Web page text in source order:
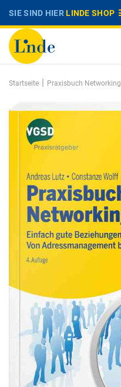
SIE SIND HIERLINDE SHOP
Startseite | Praxisbuch Networking